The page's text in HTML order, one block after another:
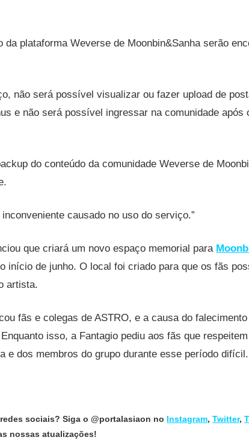
da plataforma Weverse de Moonbin&Sanha serão
não será possível visualizar ou fazer upload de
e não será possível ingressar na comunidade após
do conteúdo da comunidade Weverse de
causado no uso do serviço.”
que criará um novo espaço memorial para
início de junho. O local foi criado para que os fãs
artista.
fãs e colegas de ASTRO, e a causa do
isso, a Fantagio pediu aos fãs que
e dos membros do grupo durante esse período difícil.
sociais? Siga o @portalasiaon no Instagram,Twitter,
nossas atualizações!